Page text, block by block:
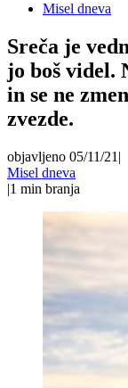
Misel dneva
Sreča je
jo boš videl.
in se ne
zvezde.
objavljeno 05/11/21 |
Misel dneva
|1 min branja